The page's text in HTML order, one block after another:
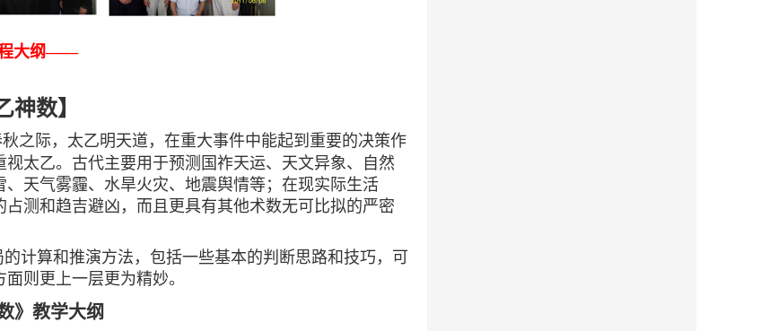
大纲——
神数】
之际，太乙明天道，在重大事件中能起到重要的决策作
太乙。古代主要用于预测国祚天运、天文异象、自然
天气雾霾、水旱火灾、地震舆情等；在现实际生活
测和趋吉避凶，而且更具有其他术数无可比拟的严密
计算和推演方法，包括一些基本的判断思路和技巧，可
则更上一层更为精妙。
》教学大纲